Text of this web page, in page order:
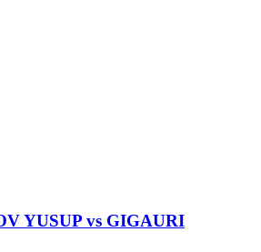
YUSUP vs GIGAURI